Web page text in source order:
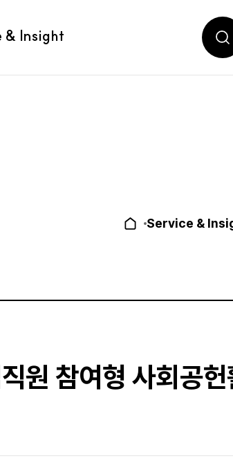
& Insight
Service &
원 참여형 사회공